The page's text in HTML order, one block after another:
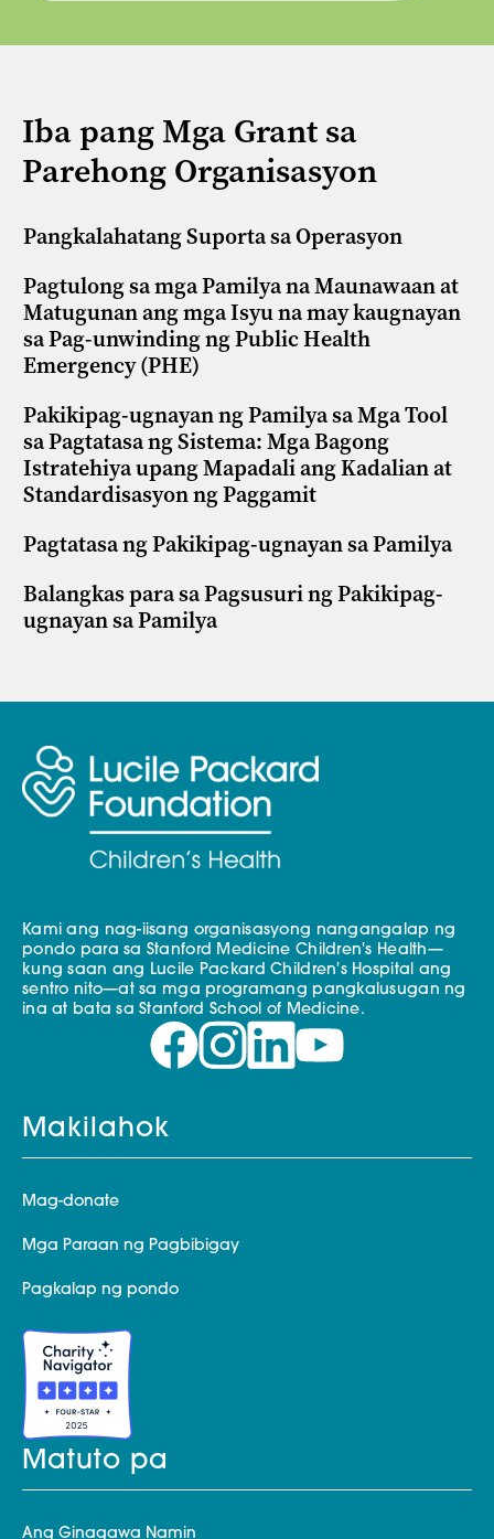
Iba pang Mga Grant sa
Parehong Organisasyon
Pangkalahatang Suporta sa Operasyon
Pagtulong sa mga Pamilya na Maunawaan at
Matugunan ang mga Isyu na may kaugnayan
sa Pag-unwinding ng Public Health
Emergency (PHE)
Pakikipag-ugnayan ng Pamilya sa Mga Tool
sa Pagtatasa ng Sistema: Mga Bagong
Istratehiya upang Mapadali ang Kadalian at
Standardisasyon ng Paggamit
Pagtatasa ng Pakikipag-ugnayan sa Pamilya
Balangkas para sa Pagsusuri ng Pakikipag-
ugnayan sa Pamilya
Kami ang nag-iisang organisasyong nangangalap ng
pondo para sa Stanford Medicine Children's Health—
kung saan ang Lucile Packard Children's Hospital ang
sentro nito—at sa mga programang pangkalusugan ng
ina at bata sa Stanford School of Medicine.
Makilahok
Mag-donate
Mga Paraan ng Pagbibigay
Pagkalap ng pondo
Matuto pa
Ang Ginagawa Namin